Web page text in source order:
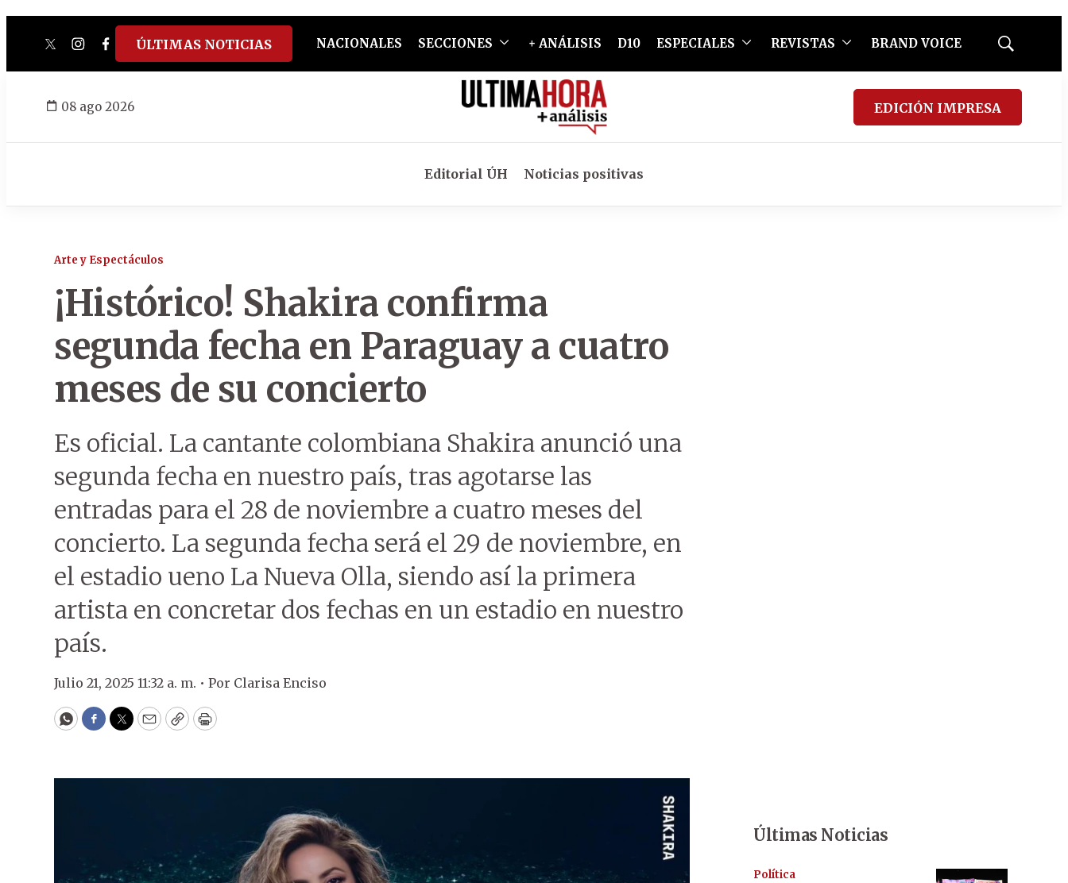
twitterinstagram
facebook
tiktokyoutube
spotify
ÚLTIMAS NOTICIAS NACIONALES SECCIONES + ANÁLISIS D10 ESPECIALES REVISTAS BRAND VOICE
Mostrar
08 ago 2026 EDICIÓN IMPRESA
Editorial ÚH Noticias positivas
Arte y Espectáculos
¡Histórico! Shakira confirma
segunda fecha en Paraguay a cuatro
meses de su concierto
Es oficial. La cantante colombiana Shakira anunció una
segunda fecha en nuestro país, tras agotarse las
entradas para el 28 de noviembre a cuatro meses del
concierto. La segunda fecha será el 29 de noviembre, en
el estadio ueno La Nueva Olla, siendo así la primera
artista en concretar dos fechas en un estadio en nuestro
país.
Julio 21, 2025 11:32 a. m. • Por Clarisa Enciso
WhatsApp
Facebook
Twitter
EmailCopyPrint
Últimas Noticias
Política